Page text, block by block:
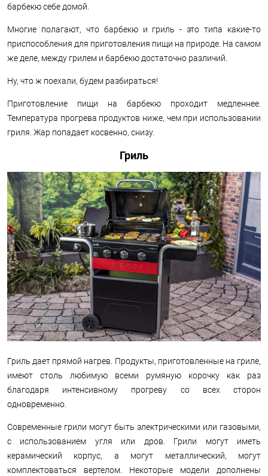
барбекю себе домой.
Многие полагают, что барбекю и гриль - это типа какие-то
приспособления для приготовления пищи на природе. На самом
же деле, между грилем и барбекю достаточно различий.
Ну, что ж поехали, будем разбираться!
Приготовление пищи на барбекю проходит медленнее.
Температура прогрева продуктов ниже, чем при использовании
гриля. Жар попадает косвенно, снизу.
Гриль
Гриль дает прямой нагрев. Продукты, приготовленные на гриле,
имеют столь любимую всеми румяную корочку как раз
благодаря интенсивному прогреву со всех сторон
одновременно.
Современные грили могут быть электрическими или газовыми,
с использованием угля или дров. Грили могут иметь
керамический корпус, а могут металлический, могут
комплектоваться вертелом. Некоторые модели дополнены